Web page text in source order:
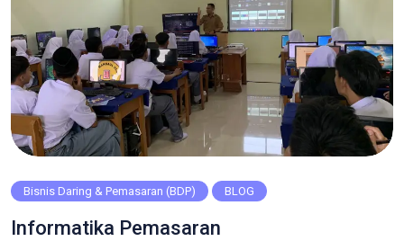
Bisnis Daring & Pemasaran (BDP) BLOG
Informatika Pemasaran